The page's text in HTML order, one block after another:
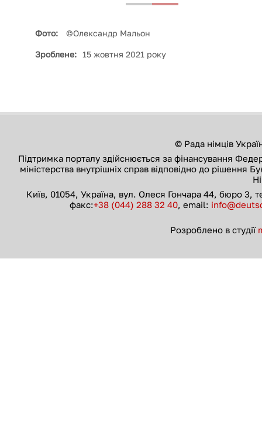
Фото: ©Олександр Мальон
Зроблене: 15 жовтня 2021 року
© Рада німців
Підтримка порталу здійснюється за фінансування
міністерства внутрішніх справ відповідно до рішення
Київ, 01054, Україна, вул. Олеся Гончара 44, бюро 3,
факс:+38 (044) 288 32 40, email:
Розроблено в студії